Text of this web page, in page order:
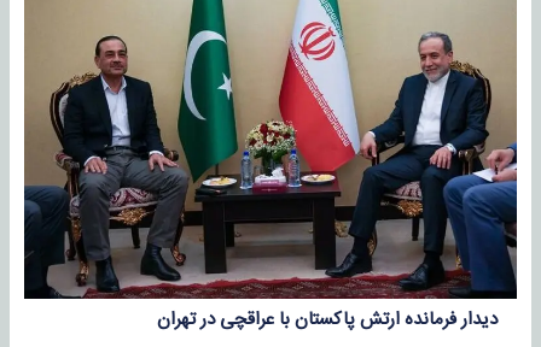
دیدار فرمانده ارتش پاکستان با عراقچی در تهران